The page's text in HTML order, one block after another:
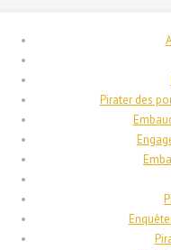
Pirater des